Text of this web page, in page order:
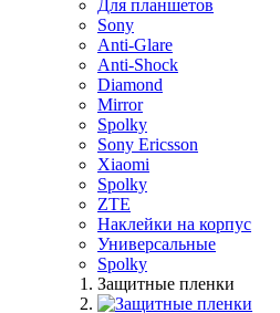
Для планшетов
Sony
Anti-Glare
Anti-Shock
Diamond
Mirror
Spolky
Sony Ericsson
Xiaomi
Spolky
ZTE
Наклейки на корпус
Универсальные
Spolky
Защитные пленки